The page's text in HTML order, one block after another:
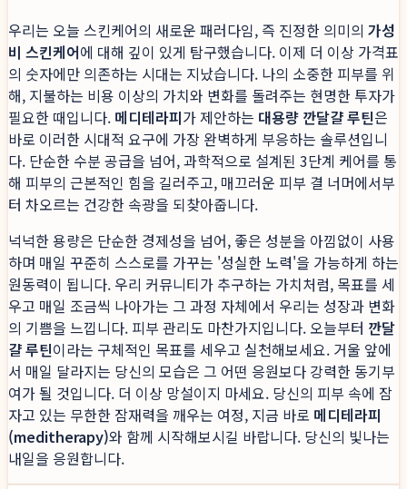
우리는 오늘 스킨케어의 새로운 패러다임, 즉 진정한 의미의 가성
비 스킨케어에 대해 깊이 있게 탐구했습니다. 이제 더 이상 가격표
의 숫자에만 의존하는 시대는 지났습니다. 나의 소중한 피부를 위
해, 지불하는 비용 이상의 가치와 변화를 돌려주는 현명한 투자가
필요한 때입니다. 메디테라피가 제안하는 대용량 깐달걀 루틴은
바로 이러한 시대적 요구에 가장 완벽하게 부응하는 솔루션입니
다. 단순한 수분 공급을 넘어, 과학적으로 설계된 3단계 케어를 통
해 피부의 근본적인 힘을 길러주고, 매끄러운 피부 결 너머에서부
터 차오르는 건강한 속광을 되찾아줍니다.
넉넉한 용량은 단순한 경제성을 넘어, 좋은 성분을 아낌없이 사용
하며 매일 꾸준히 스스로를 가꾸는 '성실한 노력'을 가능하게 하는
원동력이 됩니다. 우리 커뮤니티가 추구하는 가치처럼, 목표를 세
우고 매일 조금씩 나아가는 그 과정 자체에서 우리는 성장과 변화
의 기쁨을 느낍니다. 피부 관리도 마찬가지입니다. 오늘부터 깐달
걀 루틴이라는 구체적인 목표를 세우고 실천해보세요. 거울 앞에
서 매일 달라지는 당신의 모습은 그 어떤 응원보다 강력한 동기부
여가 될 것입니다. 더 이상 망설이지 마세요. 당신의 피부 속에 잠
자고 있는 무한한 잠재력을 깨우는 여정, 지금 바로 메디테라피
(meditherapy)와 함께 시작해보시길 바랍니다. 당신의 빛나는
내일을 응원합니다.